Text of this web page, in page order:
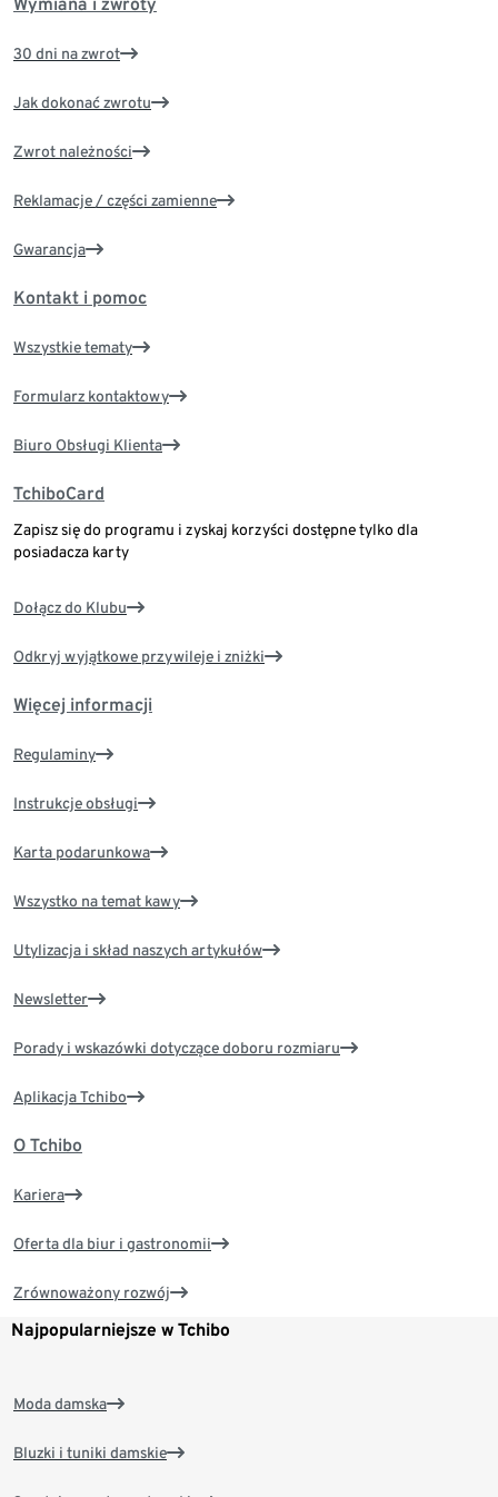
30 dni na zwrot
Jak dokonać zwrotu
Zwrot należności
Reklamacje / części zamienne
Gwarancja
Kontakt i pomoc
Wszystkie tematy
Formularz kontaktowy
Biuro Obsługi Klienta
TchiboCard
Zapisz się do programu i zyskaj korzyści dostępne tylko dla
posiadacza karty
Dołącz do Klubu
Odkryj wyjątkowe przywileje i zniżki
Więcej informacji
Regulaminy
Instrukcje obsługi
Karta podarunkowa
Wszystko na temat kawy
Utylizacja i skład naszych artykułów
Newsletter
Porady i wskazówki dotyczące doboru rozmiaru
Aplikacja Tchibo
O Tchibo
Kariera
Oferta dla biur i gastronomii
Zrównoważony rozwój
Najpopularniejsze w Tchibo
Moda damska
Bluzki i tuniki damskie